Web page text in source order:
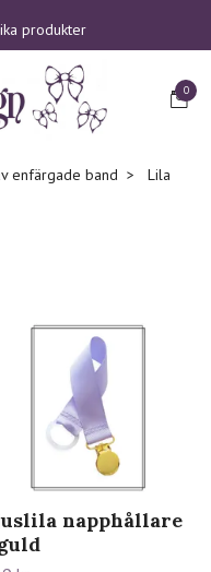
produkter
0
enfärgade band Lila
napphållare